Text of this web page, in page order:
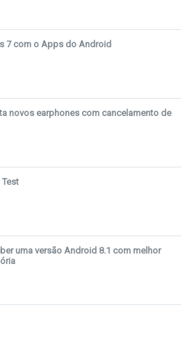
7 com o Apps do Android
novos earphones com cancelamento de
uma versão Android 8.1 com melhor